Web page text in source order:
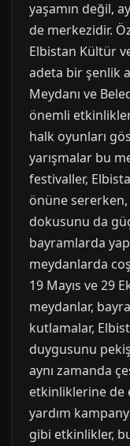
yaşamın değil,
de merkezidir.
Elbistan Kültür
adeta bir şenlik
Meydanı ve
önemli
halk oyunları
yarışmalar bu
festivaller,
önüne sererken,
dokusunu da
bayramlarda
meydanlarda
19 Mayıs ve 29
meydanlar,
kutlamalar,
duygusunu
aynı zamanda
etkinliklerine de
yardım
gibi etkinlikler,